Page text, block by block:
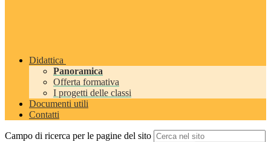
Didattica
Panoramica
Offerta formativa
I progetti delle classi
Documenti utili
Contatti
Campo di ricerca per le pagine del sito